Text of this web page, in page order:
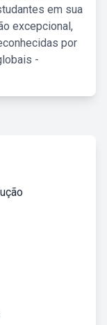
em sua
excepcional,
por
-